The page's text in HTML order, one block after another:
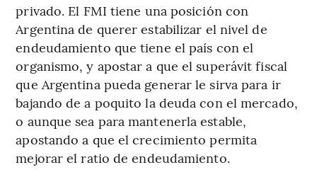
privado. El FMI tiene una posición con
Argentina de querer estabilizar el nivel de
endeudamiento que tiene el país con el
organismo, y apostar a que el superávit fiscal
que Argentina pueda generar le sirva para ir
bajando de a poquito la deuda con el mercado,
o aunque sea para mantenerla estable,
apostando a que el crecimiento permita
mejorar el ratio de endeudamiento.